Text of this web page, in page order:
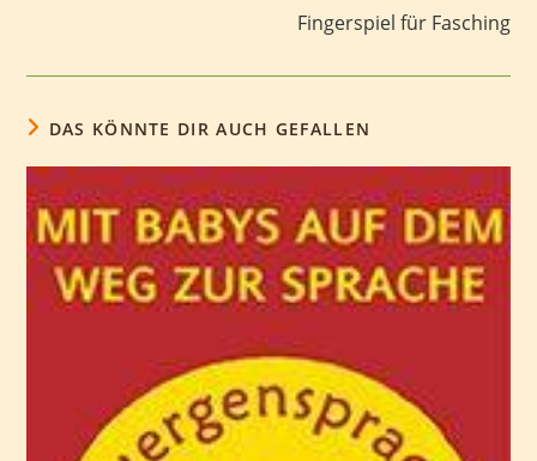
Fingerspiel für Fasching
DAS KÖNNTE DIR AUCH GEFALLEN